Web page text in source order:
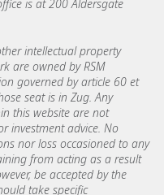
is at 200 Aldersgate
intellectual property
are owned by RSM
governed by article 60 et
seat is in Zug. Any
this website are not
investment advice. No
nor loss occasioned to any
from acting as a result
be accepted by the
take specific